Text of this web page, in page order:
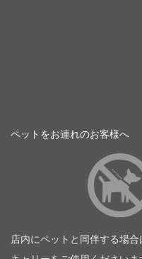
ペットをお連れのお客様へ
店内にペットと同伴する場